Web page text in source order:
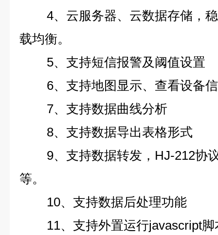
4、云服务器、云数据存储，
载均衡。
5、支持短信报警及阈值设置
6、支持地图显示、查看设备
7、支持数据曲线分析
8、支持数据导出表格形式
9、支持数据转发，HJ-212协
等。
10、支持数据后处理功能
11、支持外置运行javascript脚